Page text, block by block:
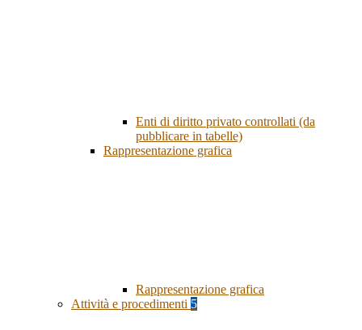
Enti di diritto privato controllati (da
pubblicare in tabelle)
Rappresentazione grafica
Rappresentazione grafica
Attività e procedimenti 5